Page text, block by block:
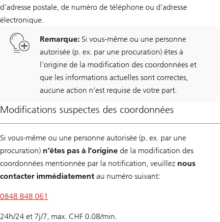
d’adresse postale, de numéro de téléphone ou d’adresse
électronique.
Remarque:Si vous-même ou une personne
autorisée (p. ex. par une procuration) êtes à
l’origine de la modification des coordonnées et
que les informations actuelles sont correctes,
aucune action n’est requise de votre part.
Modifications suspectes des coordonnées
Si vous-même ou une personne autorisée (p. ex. par une
procuration) n’êtes pas à l’origine de la modification des
coordonnées mentionnée par la notification, veuillez nous
contacter immédiatement au numéro suivant:
0848 848 061
24h/24 et 7j/7, max. CHF 0.08/min.